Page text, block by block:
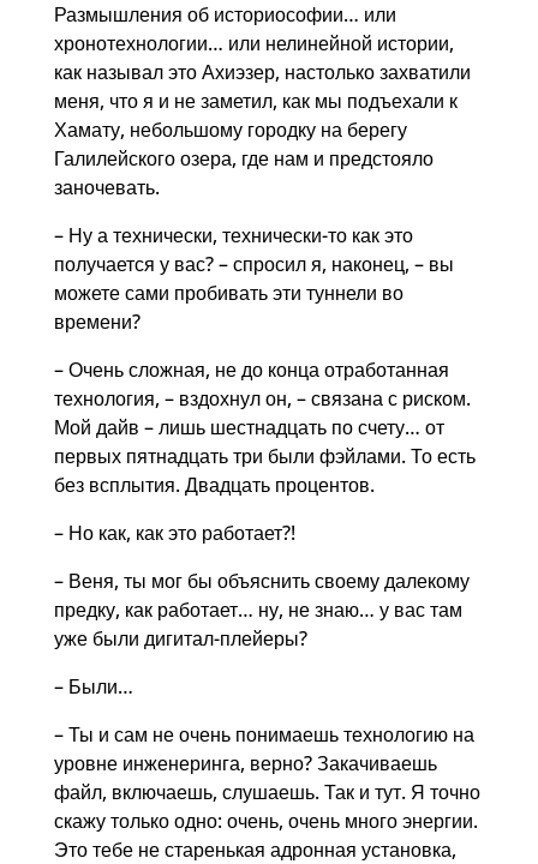
Размышления об историософии… или
хронотехнологии… или нелинейной истории,
как называл это Ахиэзер, настолько захватили
меня, что я и не заметил, как мы подъехали к
Хамату, небольшому городку на берегу
Галилейского озера, где нам и предстояло
заночевать.
– Ну а технически, технически-то как это
получается у вас? – спросил я, наконец, – вы
можете сами пробивать эти туннели во
времени?
– Очень сложная, не до конца отработанная
технология, – вздохнул он, – связана с риском.
Мой дайв – лишь шестнадцать по счету… от
первых пятнадцать три были фэйлами. То есть
без всплытия. Двадцать процентов.
– Но как, как это работает?!
– Веня, ты мог бы объяснить своему далекому
предку, как работает… ну, не знаю… у вас там
уже были дигитал-плейеры?
– Были…
– Ты и сам не очень понимаешь технологию на
уровне инженеринга, верно? Закачиваешь
файл, включаешь, слушаешь. Так и тут. Я точно
скажу только одно: очень, очень много энергии.
Это тебе не старенькая адронная установка,